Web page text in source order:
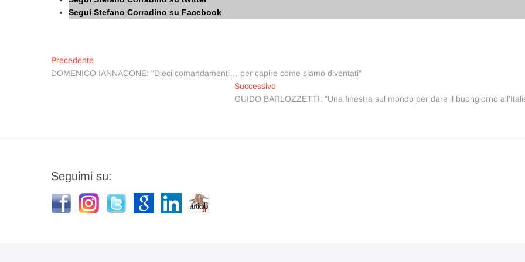
Segui Stefano Corradino su Facebook
Navigazione
articoli
Precedente
precedente:
DOMENICO IANNACONE: "Dieci comandamenti… per capire come siamo diventati"
SuccessivoArticolo
successivo:
GUIDO BARLOZZETTI: "Una finestra sul mondo per dare il buongiorno
Seguimi su: